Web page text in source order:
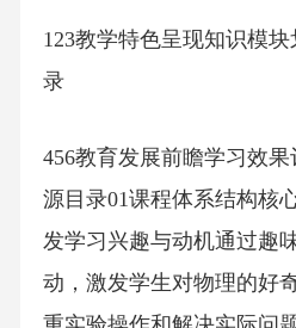
123教学特色呈现知识模
录
456教育发展前瞻学习效
源目录01课程体系结构核
发学习兴趣与动机通过趣
动，激发学生对物理的好